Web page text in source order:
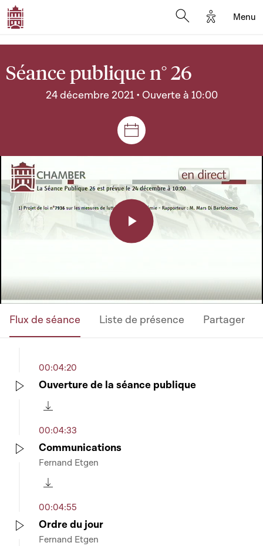
Options
Menu
Séance publique n° 26
24 décembre 2021 • Ouverte à 10:00
Séances et réunions
Play
Flux de séance Liste de présence Partager
00:04:20
Ouverture de la séance publique
00:04:33
Communications
Fernand Etgen
00:04:55
Ordre du jour
Fernand Etgen